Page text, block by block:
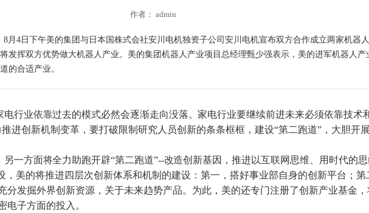
作者： admin
月4日下午美的集团与日本国株式会社安川电机独资子公司安川电机宣布双方合作成立两家机器
发挥双方优势做大机器人产业。美的集团机器人产业项目总经理甄少强表示，美的进军机器人产
的合适产业。
行业依靠过去的模式必然会逐渐走向没落。家电行业要继续前进未来必须依靠技术
进创新机制变革，要打破限制研究人员创新的条条框框，建设“第二跑道”，大胆开
一方面将全力助跑开辟“第二跑道”--改造创新基因，推进以互联网思维、用时代的
，美的将推进四层次创新体系和机制的建设：第一，搭好事业部自身的创新平台；
分发掘外界创新资源，关于未来趋势产品。为此，美的还专门注册了创新产业基金
电子方面的投入。